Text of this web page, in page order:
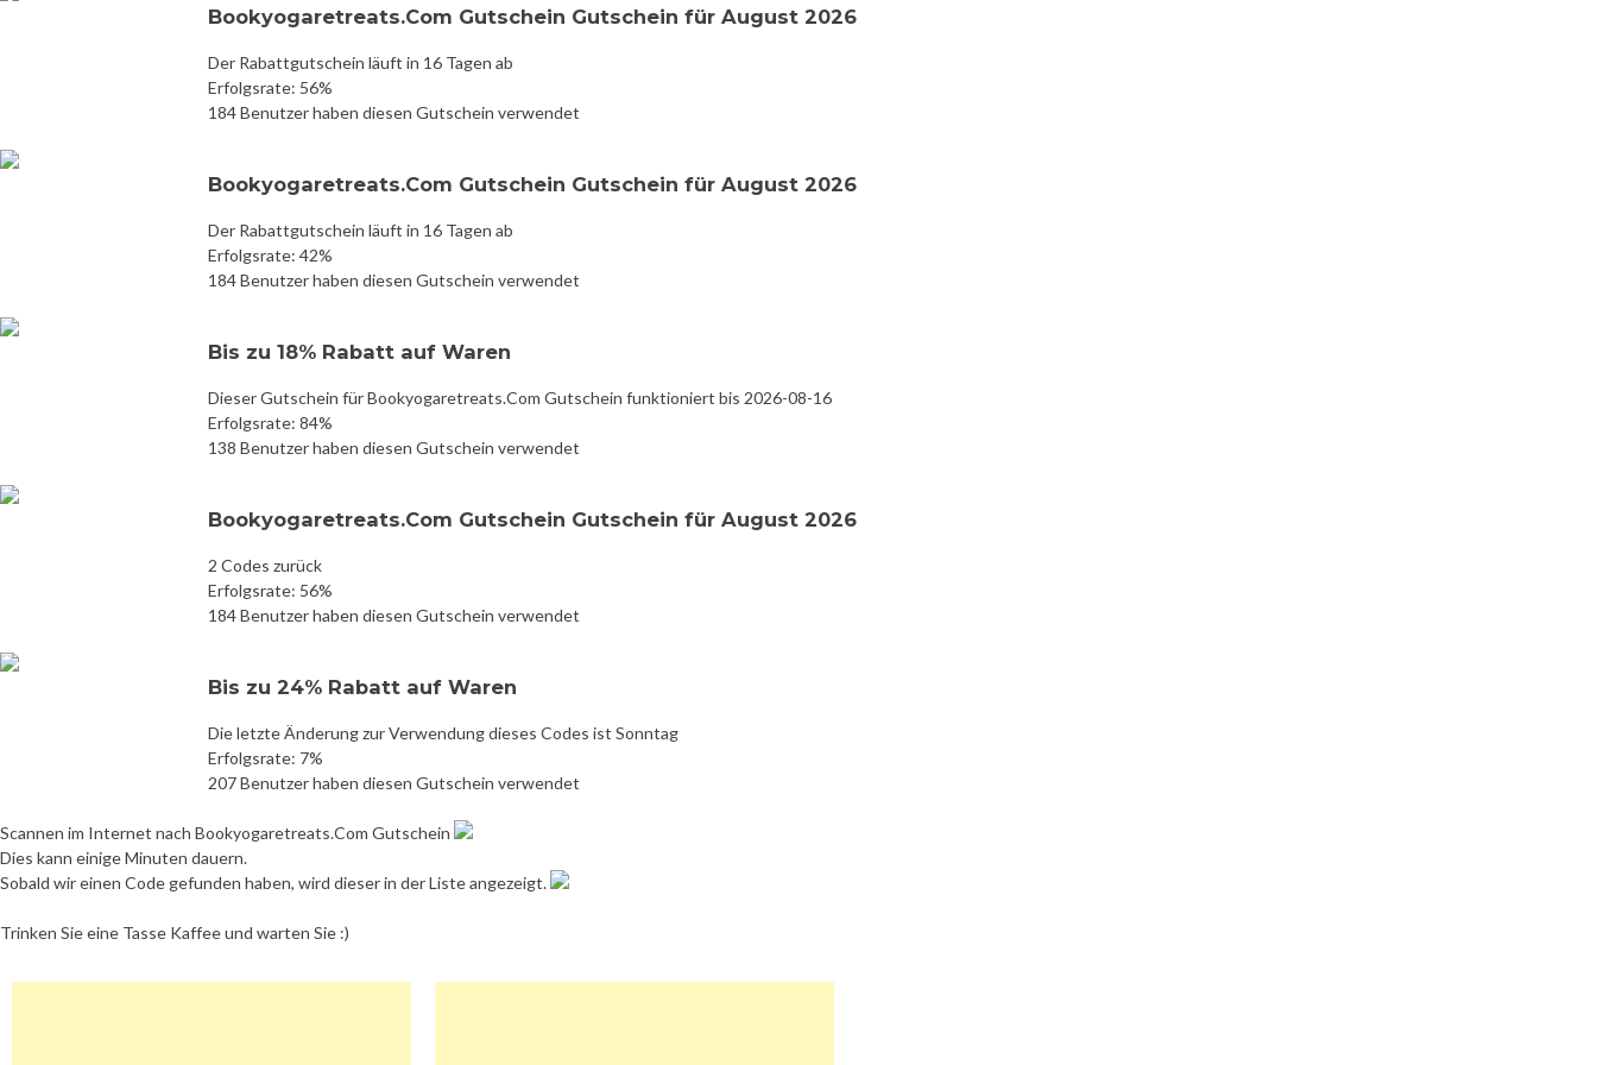
Bookyogaretreats.Com Gutschein Gutschein für August 2026
Der Rabattgutschein läuft in 16 Tagen ab
Erfolgsrate: 56%
184 Benutzer haben diesen Gutschein verwendet
Bookyogaretreats.Com Gutschein Gutschein für August 2026
Der Rabattgutschein läuft in 16 Tagen ab
Erfolgsrate: 42%
184 Benutzer haben diesen Gutschein verwendet
Bis zu 18% Rabatt auf Waren
Dieser Gutschein für Bookyogaretreats.Com Gutschein funktioniert bis 2026-08-16
Erfolgsrate: 84%
138 Benutzer haben diesen Gutschein verwendet
Bookyogaretreats.Com Gutschein Gutschein für August 2026
2 Codes zurück
Erfolgsrate: 56%
184 Benutzer haben diesen Gutschein verwendet
Bis zu 24% Rabatt auf Waren
Die letzte Änderung zur Verwendung dieses Codes ist Sonntag
Erfolgsrate: 7%
207 Benutzer haben diesen Gutschein verwendet
Scannen im Internet nach Bookyogaretreats.Com Gutschein
Dies kann einige Minuten dauern.
Sobald wir einen Code gefunden haben, wird dieser in der Liste angezeigt.
Trinken Sie eine Tasse Kaffee und warten Sie :)